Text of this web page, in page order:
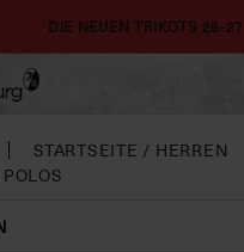
DIE NEUEN TRIKOTS 26-27
STARTSEITE / HERREN